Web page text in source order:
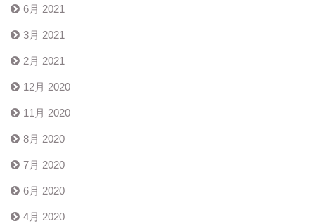
6月 2021
3月 2021
2月 2021
12月 2020
11月 2020
8月 2020
7月 2020
6月 2020
4月 2020